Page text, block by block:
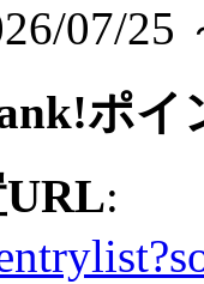
07/25
ポイ
: